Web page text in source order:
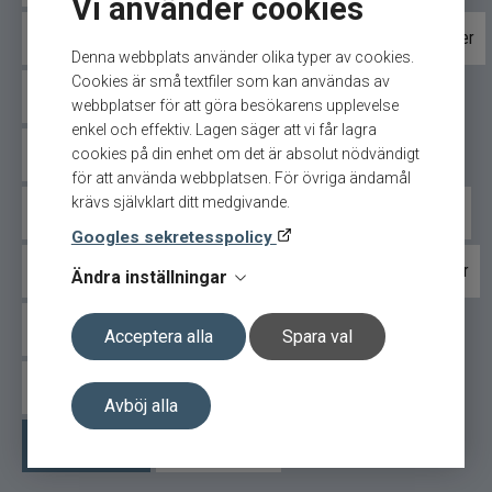
Vi använder cookies
Denna webbplats använder olika typer av cookies.
Cookies är små textfiler som kan användas av
webbplatser för att göra besökarens upplevelse
enkel och effektiv. Lagen säger att vi får lagra
cookies på din enhet om det är absolut nödvändigt
för att använda webbplatsen. För övriga ändamål
krävs självklart ditt medgivande.
Googles sekretesspolicy
Ändra inställningar
Acceptera alla Spara val
Avböj alla
som kombineras med en nästan ljudlös
framfart. Det gör att betet överraskar fisken och
ofta utlöser reflexhugg.
Vid vevstopp stiger betet långsamt mot ytan – en
rörelse som ofta får följande abborre att
attackera skoningslöst.
även vid försiktigt och tekniskt fiske.
Premiumkomponenter och
kompromisslös kvalitet
Betet är byggt i slitstark ABS-plast, helt blyfritt och
utrustat med sylvassa carbon steel-krokar för
Daiwa wobbler
Darts wobbler Halco wobbler Illex/Gunki wobbler
Interfiske wobbler Karikko wobbler Kinetic wobbler
Maxximus wobbler Nils Master wobbler
River2Sea wobbler Salmo wobbler Savage Gear wobbler
Svartzonker wobbler Strike Pro wobbler
Swim Whizz wobbler Tomic wobbler